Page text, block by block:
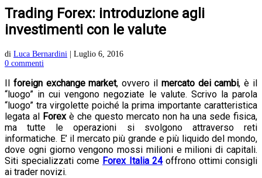
Trading Forex: introduzione agli
investimenti con le valute
di Luca Bernardini
Luglio 6, 2016
0 commenti
Il foreign exchange market, ovvero il mercato dei cambi, è il
“luogo” in cui vengono negoziate le valute. Scrivo la parola
“luogo” tra virgolette poiché la prima importante caratteristica
legata al Forexè che questo mercato non ha una sede fisica,
ma tutte le operazioni si svolgono attraverso reti
informatiche. E’ il mercato più grande e più liquido del mondo,
dove ogni giorno vengono mossi milioni e milioni di capitali.
Siti specializzati come Forex Italia 24offrono ottimi consigli
ai trader novizi.